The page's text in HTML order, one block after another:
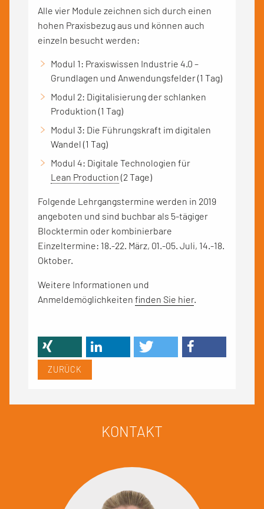
Alle vier Module zeichnen sich durch einen
hohen Praxisbezug aus und können auch
einzeln besucht werden:
Modul 1: Praxiswissen Industrie 4.0 –
Grundlagen und Anwendungsfelder (1 Tag)
Modul 2: Digitalisierung der schlanken
Produktion (1 Tag)
Modul 3: Die Führungskraft im digitalen
Wandel (1 Tag)
Modul 4: Digitale Technologien für
Lean Production (2 Tage)
Folgende Lehrgangstermine werden in 2019
angeboten und sind buchbar als 5-tägiger
Blocktermin oder kombinierbare
Einzeltermine: 18.-22. März, 01.-05. Juli, 14.-18.
Oktober.
Weitere Informationen und
Anmeldemöglichkeiten finden Sie hier.
ZURÜCK
KONTAKT